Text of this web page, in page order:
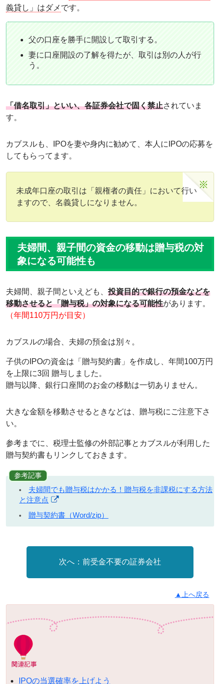
義貸し」はダメ です。
父の口座を勝手に開設して取引する。
妻に口座開設の了解を得たが、取引は別の人が行
う。
「借名取引」といい、各証券会社で固く禁止されていま
す。
カブスルも、IPOを妻や身内に勧めて、本人にIPOの応募を
してもらってます。
未成年口座の取引は「親権者の責任」において行い
ますので、名義貸しになりません。
夫婦間、親子間の資金の移動は贈与税の対
象になる可能性も
夫婦間、親子間といえども、 投資目的で銀行の預金などを
移動させると「贈与税」の対象になる可能性があります。
（年間110万円が目安）
カブスルの場合、夫婦の預金は別々。
子供のIPOの資金は「贈与契約書」を作成し、年間100万円
を上限に3回 贈与しました。
贈与以降、銀行口座間のお金の移動は一切ありません。
大きな金額を移動させるときなどは、贈与税にご注意下さ
い。
参考までに、税理士監修の外部記事とカブスルが利用した
贈与契約書もリンクしておきます。
参考記事
夫婦間でも贈与税はかかる！贈与税を非課税にする方法
と注意点
贈与契約書（Word/zip）
前受金不要の証券会社
▲上へ戻る
IPOの当選確率を上げよう